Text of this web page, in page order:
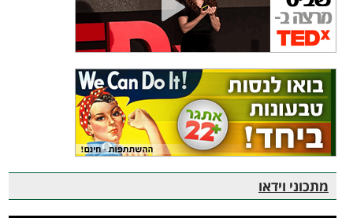
מתכוני וידאו